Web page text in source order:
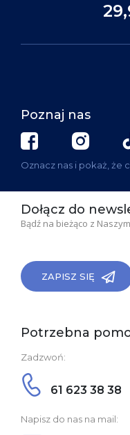
Poznaj nas
Oznacz nas i pokaż, że
Dołącz do
Bądź na bieżąco z
ZAPISZ SIĘ
Potrzebna
Zadzwoń:
61 623 38 38
Napisz do nas na mail: